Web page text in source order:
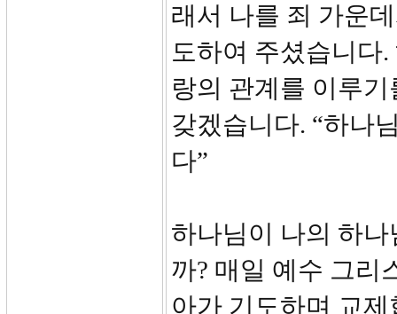
래서 나를 죄 가운
도하여 주셨습니다
랑의 관계를 이루
갖겠습니다. “하나
다”
하나님이 나의 하
까? 매일 예수 그리
아가 기도하며 교